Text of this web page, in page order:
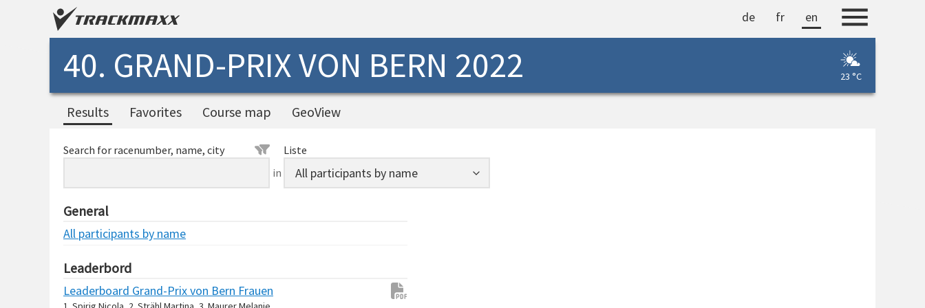
de fr en
40. GRAND-PRIX VON BERN 2022 23 °C
Results Favorites Course map GeoView
Search for racenumber, name, city
in
Liste
General
All participants by name
Leaderbord
Leaderboard Grand-Prix von Bern Frauen